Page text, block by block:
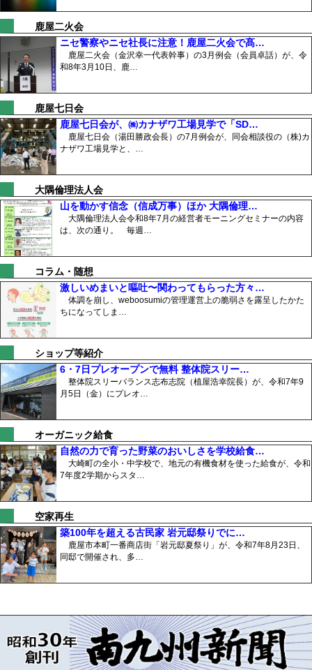
鹿屋二火会
ニセ警察やニセ社長に注意！鹿屋二火会で髙…
鹿屋二火会（金沢幸一代表幹事）の3月例会（会員卓話）が、令
和8年3月10日、鹿…
鹿屋七日会
鹿屋七日会が、㈱カナザワ工場見学で「SD…
鹿屋七日会（湯田勝政会長）の7月例会が、同会相談役の（株)カ
ナザワ工場見学と、…
大隅倫理法人会
山を動かす信念（信成万事）ほか 大隅倫理…
大隅倫理法人会令和8年7月の経営者モーニングセミナーの内容
は、次の通り。 毎週…
コラム・随想
激しいめまいと嘔吐〜関わってもらった方々…
体調を崩し、weboosumiの管理運営上の脆弱さを露呈したかた
ちになってしま…
ショップ等紹介
6・7日プレオープンで無料 整体院スリー…
整体院スリーバランス志布志院（植屋浩幸院長）が、令和7年9
月5日（金）にプレオ…
オーガニック給食
自然の力で育った野菜のおいしさを学校給食…
大崎町の全小・中学校で、地元の有機食材を使った給食が、令和
7年度2学期からスタ…
空家再生
築100年を超える古民家 岩元邸祭りでに…
鹿屋市本町一番商店街「岩元邸夏祭り」が、令和7年8月23日、
同邸で開催され、多…